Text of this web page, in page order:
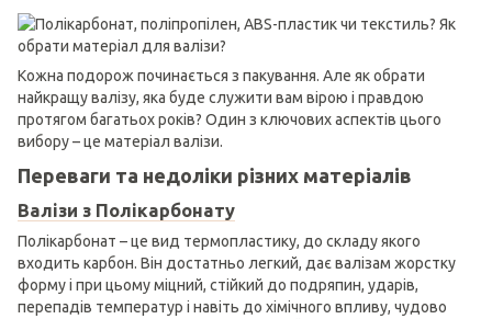
Кожна подорож починається з пакування. Але як обрати
найкращу валізу, яка буде служити вам вірою і правдою
протягом багатьох років? Один з ключових аспектів цього
вибору – це матеріал валізи.
Переваги та недоліки різних матеріалів
Валізи з Полікарбонату
Полікарбонат – це вид термопластику, до складу якого
входить карбон. Він достатньо легкий, дає валізам жорстку
форму і при цьому міцний, стійкий до подряпин, ударів,
перепадів температур і навіть до хімічного впливу, чудово